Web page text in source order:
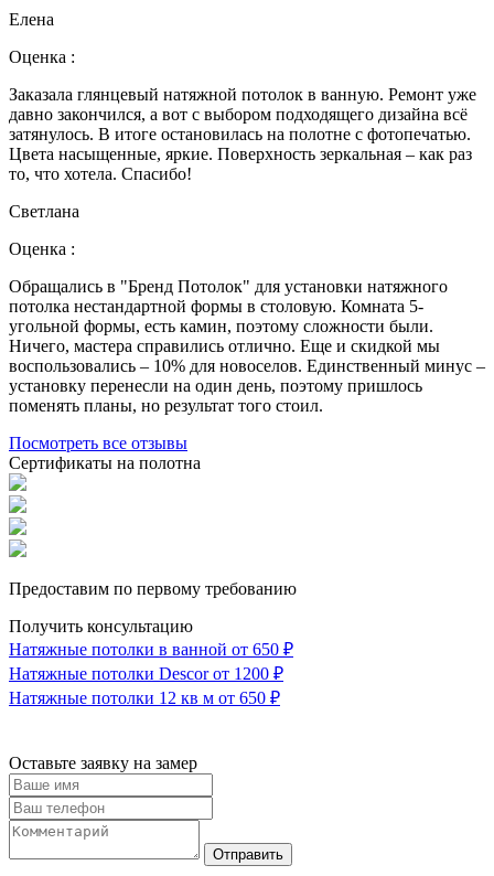
Елена
Оценка :
Заказала глянцевый натяжной потолок в ванную. Ремонт уже
давно закончился, а вот с выбором подходящего дизайна всё
затянулось. В итоге остановилась на полотне с фотопечатью.
Цвета насыщенные, яркие. Поверхность зеркальная – как раз
то, что хотела. Спасибо!
Светлана
Оценка :
Обращались в "Бренд Потолок" для установки натяжного
потолка нестандартной формы в столовую. Комната 5-
угольной формы, есть камин, поэтому сложности были.
Ничего, мастера справились отлично. Еще и скидкой мы
воспользовались – 10% для новоселов. Единственный минус –
установку перенесли на один день, поэтому пришлось
поменять планы, но результат того стоил.
Посмотреть все отзывы
Сертификаты на полотна
Предоставим по первому требованию
Получить консультацию
Натяжные потолки в ванной от 650 ₽
Натяжные потолки Descor от 1200 ₽
Натяжные потолки 12 кв м от 650 ₽
Оставьте заявку на замер
Отправить